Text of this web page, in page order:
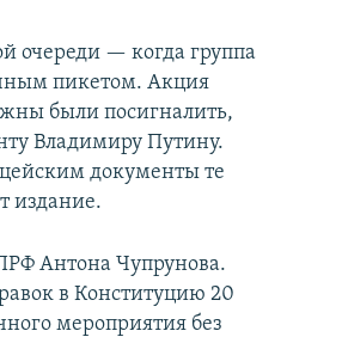
очереди — когда группа
пикетом. Акция
были посигналить,
Владимиру Путину.
документы те
издание.
Антона Чупрунова.
в Конституцию 20
мероприятия без